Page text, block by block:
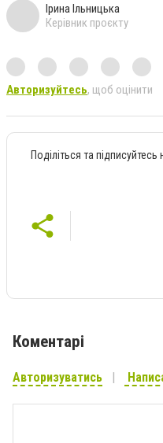
Ірина Ільницька
Керівник проєкту
Авторизуйтесь, щоб оцінити
Поділіться та
Коментарі
Авторизуватись